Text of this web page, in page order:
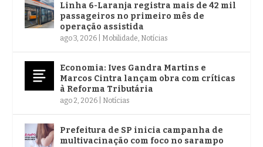
Linha 6-Laranja registra mais de 42 mil
passageiros no primeiro mês de
operação assistida
ago 3, 2026 Mobilidade, Notícias
Economia: Ives Gandra Martins e
Marcos Cintra lançam obra com críticas
à Reforma Tributária
ago 2, 2026 Notícias
Prefeitura de SP inicia campanha de
multivacinação com foco no sarampo